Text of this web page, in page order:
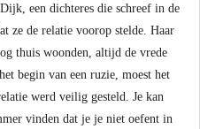
een dichteres die schreef in de
ze de relatie voorop stelde. Haar
thuis woonden, altijd de vrede
begin van een ruzie, moest het
werd veilig gesteld. Je kan
vinden dat je je niet oefent in